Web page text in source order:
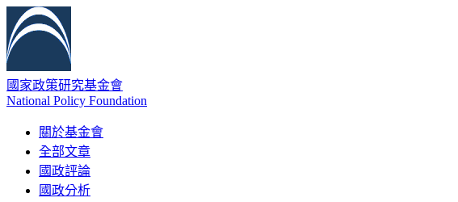
國家政策研究基金會
National Policy Foundation
關於基金會
全部文章
國政評論
國政分析